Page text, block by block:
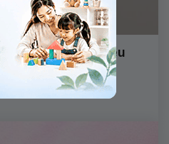
có phải là dấu hiệu
không?